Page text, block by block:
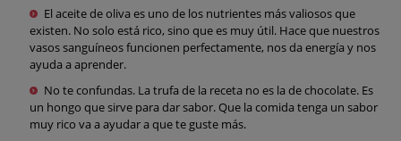
El aceite de oliva es uno de los nutrientes más valiosos que
existen. No solo está rico, sino que es muy útil. Hace que nuestros
vasos sanguíneos funcionen perfectamente, nos da energía y nos
ayuda a aprender.
No te confundas. La trufa de la receta no es la de chocolate. Es
un hongo que sirve para dar sabor. Que la comida tenga un sabor
muy rico va a ayudar a que te guste más.